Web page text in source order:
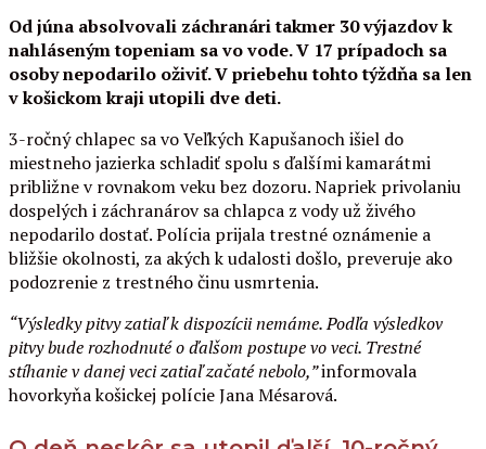
Od júna absolvovali záchranári takmer 30 výjazdov k
nahláseným topeniam sa vo vode. V 17 prípadoch sa
osoby nepodarilo oživiť.V priebehu tohto týždňa sa len
v košickom kraji utopili dve deti.
3-ročný chlapec sa vo Veľkých Kapušanoch išiel do
miestneho jazierka schladiť spolu s ďalšími kamarátmi
približne v rovnakom veku bez dozoru. Napriek privolaniu
dospelých i záchranárov sa chlapca z vody už živého
nepodarilo dostať. Polícia prijala trestné oznámenie a
bližšie okolnosti, za akých k udalosti došlo, preveruje ako
podozrenie z trestného činu usmrtenia.
“Výsledky pitvy zatiaľ k dispozícii nemáme. Podľa výsledkov
pitvy bude rozhodnuté o ďalšom postupe vo veci. Trestné
stíhanie v danej veci zatiaľ začaté nebolo,”informovala
hovorkyňa košickej polície Jana Mésarová.